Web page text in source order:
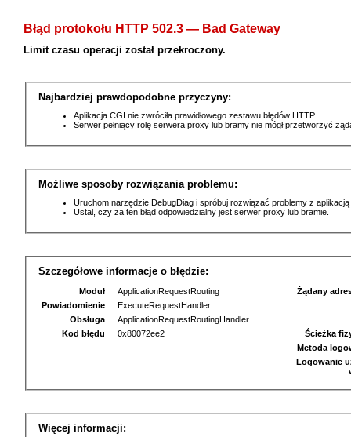
Błąd protokołu HTTP 502.3 — Bad Gateway
Limit czasu operacji został przekroczony.
Najbardziej prawdopodobne przyczyny:
Aplikacja CGI nie zwróciła prawidłowego zestawu błędów HTTP.
Serwer pełniący rolę serwera proxy lub bramy nie mógł przetworzyć
Możliwe sposoby rozwiązania problemu:
Uruchom narzędzie DebugDiag i spróbuj rozwiązać problemy z
Ustal, czy za ten błąd odpowiedzialny jest serwer proxy lub bramie.
Szczegółowe informacje o błędzie:
Moduł
ApplicationRequestRouting
Powiadomienie
ExecuteRequestHandler
Obsługa
ApplicationRequestRoutingHandler
Kod błędu
0x80072ee2
Żądany
Ścieżka
Metoda
Logowanie
Więcej informacji: